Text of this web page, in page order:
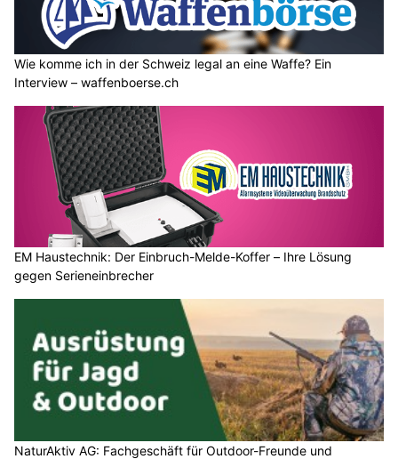
Wie komme ich in der Schweiz legal an eine Waffe? Ein
Interview – waffenboerse.ch
EM Haustechnik: Der Einbruch-Melde-Koffer – Ihre Lösung
gegen Serieneinbrecher
NaturAktiv AG: Fachgeschäft für Outdoor-Freunde und